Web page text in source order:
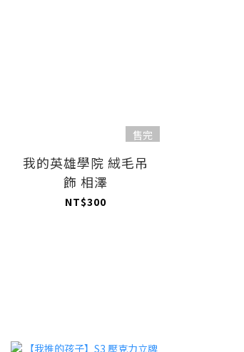
售完
我的英雄學院 絨毛吊
飾 相澤
NT$300